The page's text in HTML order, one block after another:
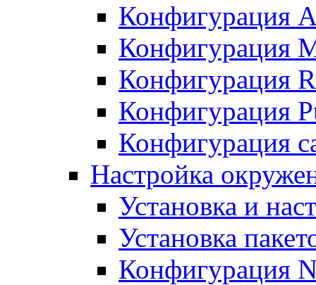
Конфигурация
Конфигурация
Конфигурация
Конфигурация
Конфигурация
Настройка
Установка и
Установка
Конфигурация